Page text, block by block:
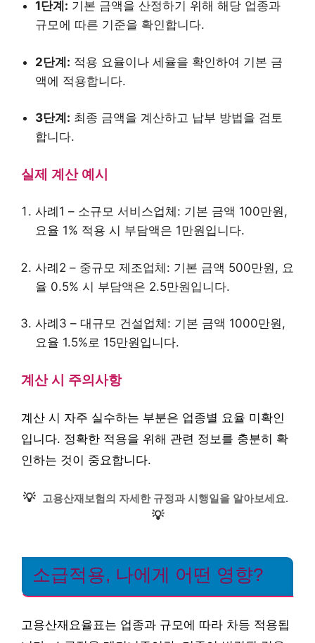
1단계: 기본 금액을 산정하기 위해 해당 업종과
규모에 따른 기준을 확인합니다.
2단계: 적용 요율이나 세율을 확인하여 기본 금
액에 적용합니다.
3단계: 최종 금액을 계산하고 납부 방법을 검토
합니다.
실제 계산 예시
사례1 – 소규모 서비스업체: 기본 금액 100만원,
요율 1% 적용 시 부담액은 1만원입니다.
사례2 – 중규모 제조업체: 기본 금액 500만원, 요
율 0.5% 시 부담액은 2.5만원입니다.
사례3 – 대규모 건설업체: 기본 금액 1000만원,
요율 1.5%로 15만원입니다.
계산 시 주의사항
계산 시 자주 실수하는 부분은 업종별 요율 미확인
입니다. 정확한 적용을 위해 관련 정보를 충분히 확
인하는 것이 중요합니다.
💡 고용산재보험의 자세한 규정과 시행일을 알아보세요.
💡
소급적용, 나에게 어떤 영향?
고용산재요율표는 업종과 규모에 따라 차등 적용됩